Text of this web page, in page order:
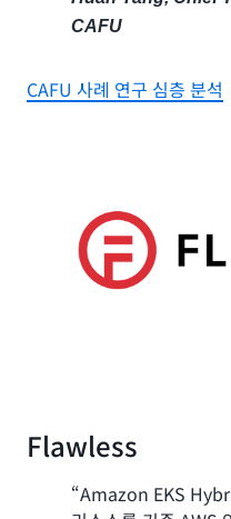
CAFU
CAFU 사례 연구 심층 분석
Flawless
“Amazon EKS